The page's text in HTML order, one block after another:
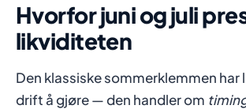
Hvorfor juni og juli
likviditeten
Den klassiske sommerklemmen har
drift å gjøre — den handler om